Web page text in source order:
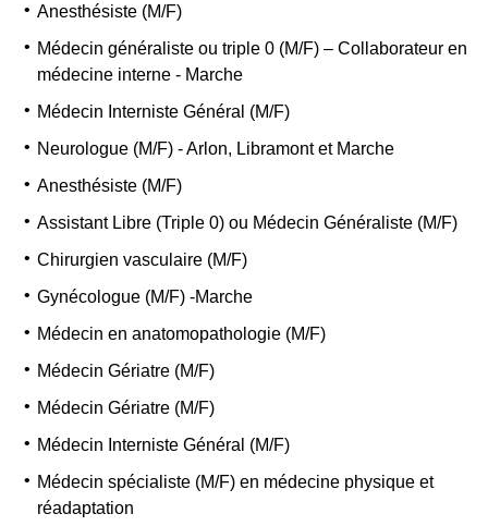
Anesthésiste (M/F)
Médecin généraliste ou triple 0 (M/F) – Collaborateur en
médecine interne - Marche
Médecin Interniste Général (M/F)
Neurologue (M/F) - Arlon, Libramont et Marche
Anesthésiste (M/F)
Assistant Libre (Triple 0) ou Médecin Généraliste (M/F)
Chirurgien vasculaire (M/F)
Gynécologue (M/F) -Marche
Médecin en anatomopathologie (M/F)
Médecin Gériatre (M/F)
Médecin Gériatre (M/F)
Médecin Interniste Général (M/F)
Médecin spécialiste (M/F) en médecine physique et
réadaptation